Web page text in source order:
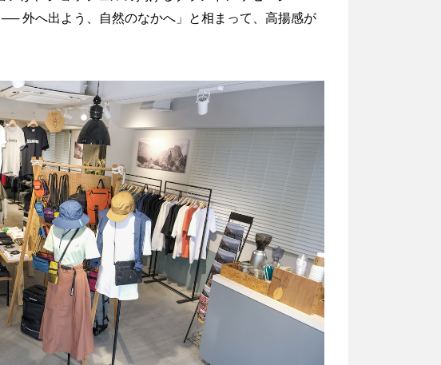
外へ出よう、自然のなかへ」と相まって、高揚感が